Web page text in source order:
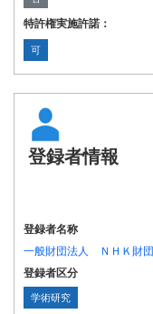
特許権実施許諾：
可
登録者情報
登録者名称
一般財団法人 ＮＨＫ財団
登録者区分
学術研究